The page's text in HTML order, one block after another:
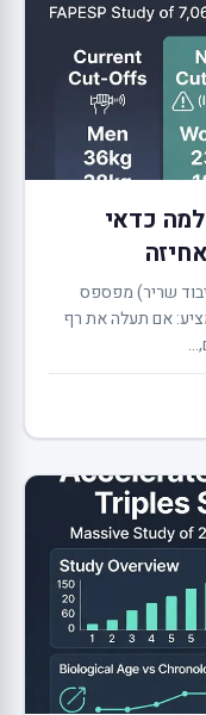
כדאי
שריר) מפספס
אם תעלה את רף